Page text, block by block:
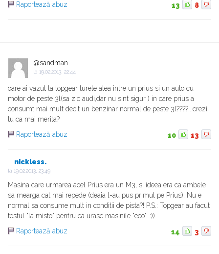
Raportează abuz
13 8
@sandman
la 19.02.2013, 22:44
oare ai vazut la topgear turele alea intre un prius si un auto cu
motor de peste 3l(sa zic audi,dar nu sint sigur ) in care prius a
consumt mai mult decit un benzinar normal de peste 3l????...crezi
tu ca mai merita?
Raportează abuz
10 13
nickless.
la 19.02.2013, 23:49
Masina care urmarea acel Prius era un M3, si ideea era ca ambele
sa mearga cat mai repede (deaia l-au pus primul pe Prius). Nu e
normal sa consume mult in conditii de pista?! P.S.: Topgear au facut
testul "la misto" pentru ca urasc masinile "eco". :)).
Raportează abuz
14 3